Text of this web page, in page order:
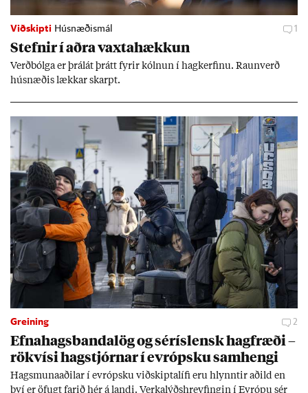
Viðskipti Húsnæðismál 1
Stefn­ir í aðra vaxta­hækk­un
Verð­bólga er þrálát þrátt fyr­ir kóln­un í hag­kerf­inu. Raun­verð
hús­næð­is lækk­ar skarpt.
Greining 2
Efna­hags­banda­lög og sér­ís­lensk hag­fræði –
rök­vísi hag­stjórn­ar í evr­ópsku sam­hengi
Hags­muna­að­il­ar í evr­ópsku við­skipta­lífi eru hlynnt­ir að­ild en
því er öf­ugt far­ið hér á landi. Verka­lýðs­hreyf­ing­in í Evr­ópu sér